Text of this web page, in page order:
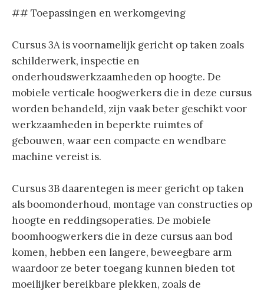
## Toepassingen en werkomgeving
Cursus 3A is voornamelijk gericht op taken zoals
schilderwerk, inspectie en
onderhoudswerkzaamheden op hoogte. De
mobiele verticale hoogwerkers die in deze cursus
worden behandeld, zijn vaak beter geschikt voor
werkzaamheden in beperkte ruimtes of
gebouwen, waar een compacte en wendbare
machine vereist is.
Cursus 3B daarentegen is meer gericht op taken
als boomonderhoud, montage van constructies op
hoogte en reddingsoperaties. De mobiele
boomhoogwerkers die in deze cursus aan bod
komen, hebben een langere, beweegbare arm
waardoor ze beter toegang kunnen bieden tot
moeilijker bereikbare plekken, zoals de